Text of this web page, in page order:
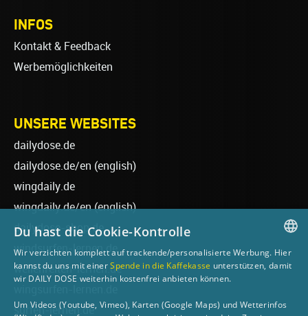
INFOS
Kontakt & Feedback
Werbemöglichkeiten
UNSERE WEBSITES
dailydose.de
dailydose.de/en (english)
wingdaily.de
wingdaily.de/en(english)
dailydose-shop.de
windsurfen-lernen.de
wellenreiten-lernen.de
surfen-lernen.de
GERMAN
Du hast die Cookie-Kontrolle
Wir verzichten komplett auf trackende/personalisierte Werbung. Hier
kannst du uns mit einerSpende in die Kaffekasse unterstützen, damit
wir DAILY DOSE weiterhin kostenfrei anbieten können.
Um Videos (Youtube, Vimeo), Karten (Google Maps) und Wetterinfos